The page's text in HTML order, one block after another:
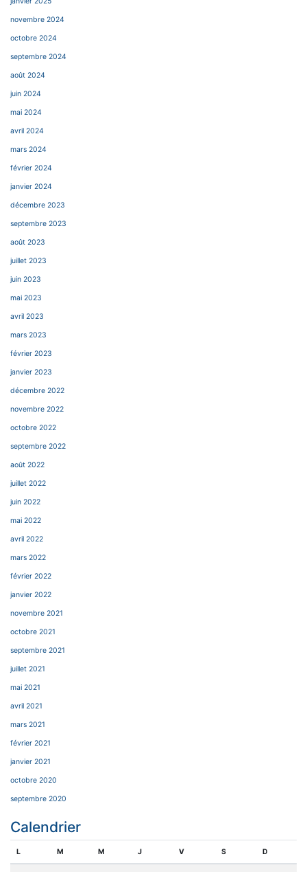
novembre 2024
octobre 2024
septembre 2024
août 2024
juin 2024
mai 2024
avril 2024
mars 2024
février 2024
janvier 2024
décembre 2023
septembre 2023
août 2023
juillet 2023
juin 2023
mai 2023
avril 2023
mars 2023
février 2023
janvier 2023
décembre 2022
novembre 2022
octobre 2022
septembre 2022
août 2022
juillet 2022
juin 2022
mai 2022
avril 2022
mars 2022
février 2022
janvier 2022
novembre 2021
octobre 2021
septembre 2021
juillet 2021
mai 2021
avril 2021
mars 2021
février 2021
janvier 2021
octobre 2020
septembre 2020
Calendrier
L M M J V S D